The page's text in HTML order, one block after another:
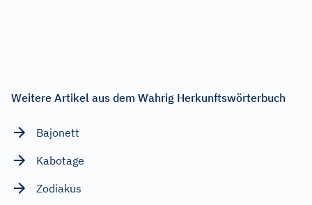
Weitere Artikel aus dem Wahrig Herkunftswörterbuch
Bajonett
Kabotage
Zodiakus